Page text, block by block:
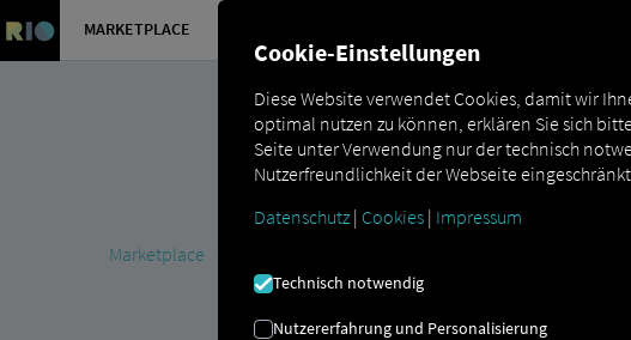
MARKETPLACE
Marketplace
Cookie-Einstellungen
Diese Website verwendet Cookies, damit wir
optimal nutzen zu können, erklären Sie sich
Seite unter Verwendung nur der technisch
Nutzerfreundlichkeit der Webseite
Datenschutz | Cookies | Impressum
Technisch notwendig
Nutzererfahrung und Personalisierung